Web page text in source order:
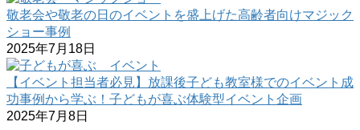
敬老会や敬老の日のイベントを盛上げた高齢者向けマジック
ショー事例
2025年7月18日
【イベント担当者必見】放課後子ども教室様でのイベント成
功事例から学ぶ！子どもが喜ぶ体験型イベント企画
2025年7月8日